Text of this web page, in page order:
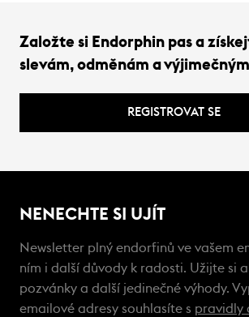
Založte si Endorphin pas a
slevám, odměnám a
REGISTROVAT SE
NENECHTE SI UJÍT
Newsletter plný endorfinů ve vašem
ním i další důvody k radosti. Užijte si
pozvánky a další jedinečné výhody.
emailové adresy souhlasíte s pravidly